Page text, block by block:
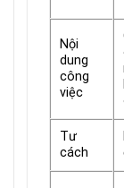
Nội
dung
công
việc
Tư
cách